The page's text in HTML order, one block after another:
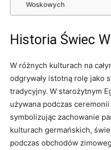
Woskowych
Historia Świec
W różnych kulturach na
​odgrywały istotną rolę jako
tradycyjny. W starożytnym⁤
używana podczas
symbolizując zachowanie
kulturach​ germańskich,
podczas‍ obchodów